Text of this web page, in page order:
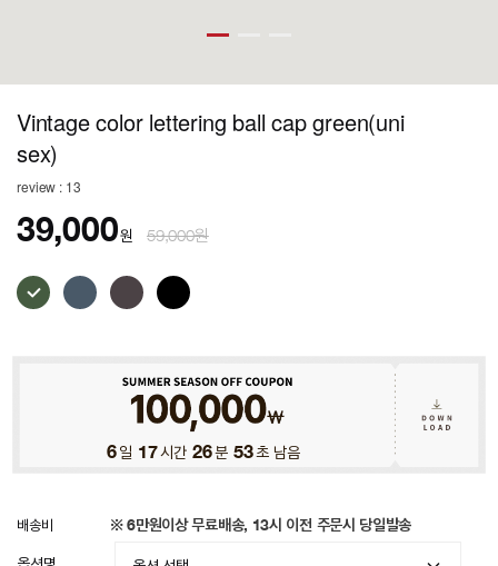
Vintage color lettering ball cap green(uni
sex)
review : 13
39,000원 59,000원
6일 17시간 26분 49초 남음
배송비 ※ 6만원이상 무료배송, 13시 이전 주문시 당일발송